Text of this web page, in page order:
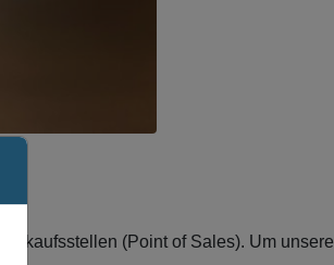
(Point of Sales). Um unsere